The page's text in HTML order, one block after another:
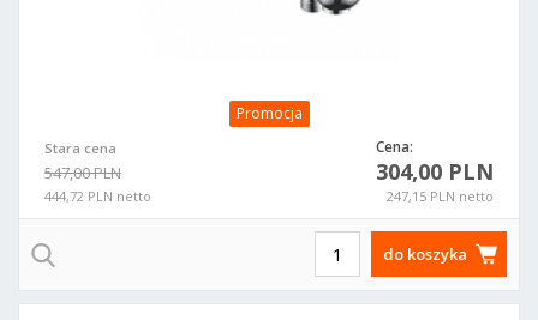
Promocja
Stara cena
547,00 PLN
444,72 PLN netto
Cena:
304,00 PLN
247,15 PLN netto
do koszyka